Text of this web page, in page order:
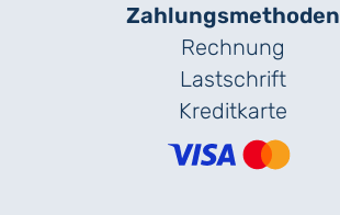
Zahlungs­methoden
Rechnung
Lastschrift
Kreditkarte